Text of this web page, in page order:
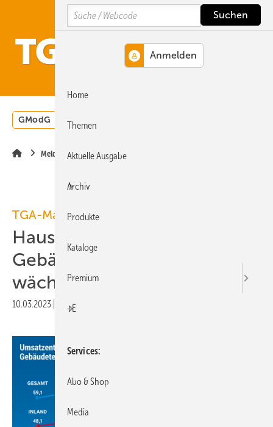
Hauptinhalt
Hauptmenü
SiteSearch
GModG Wärmepumpe
Meldungen
TGA-Marktdaten
Haus- und
Gebäudetechnikbranche
wächst weiter
10.03.2023 Druckvorschau
Search
Home
Themen
Aktuelle Ausgabe
Archiv
Produkte
Kataloge
Premium
+E
Services
Abo & Shop
Media